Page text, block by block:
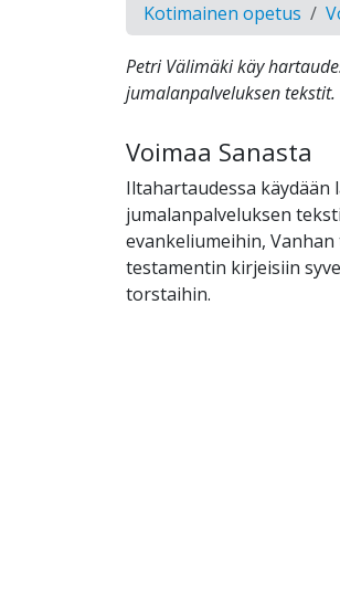
Kotimainen opetus
Petri Välimäki käy
jumalanpalveluksen tekstit.
Voimaa Sanasta
Iltahartaudessa käydään
jumalanpalveluksen
evankeliumeihin,
testamentin kirjeisiin
torstaihin.